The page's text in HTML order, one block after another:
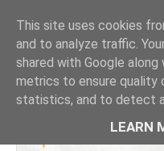
This site uses cookies
and to analyze traffic.
shared with Google
metrics to ensure quality
statistics, and to detect
LEARN